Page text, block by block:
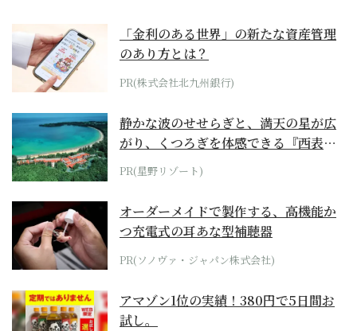
「金利のある世界」の新たな資産管理
のあり方とは？
PR(株式会社北九州銀行)
静かな波のせせらぎと、満天の星が広
がり、くつろぎを体感できる『西表島
ホテル by...
PR(星野リゾート)
オーダーメイドで製作する、高機能か
つ充電式の耳あな型補聴器
PR(ソノヴァ・ジャパン株式会社)
アマゾン1位の実績！380円で5日間お
試し。